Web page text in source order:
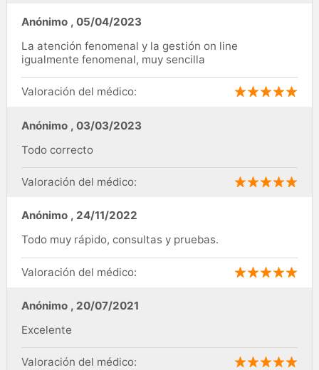
Anónimo , 05/04/2023
La atención fenomenal y la gestión on line
igualmente fenomenal, muy sencilla
Valoración del médico:
Anónimo , 03/03/2023
Todo correcto
Valoración del médico:
Anónimo , 24/11/2022
Todo muy rápido, consultas y pruebas.
Valoración del médico:
Anónimo , 20/07/2021
Excelente
Valoración del médico: